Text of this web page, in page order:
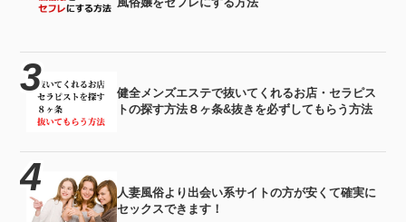
健全メンズエステで抜いてくれるお店・セラピス
トの探す方法８ヶ条&抜きを必ずしてもらう方法
人妻風俗より出会い系サイトの方が安くて確実に
セックスできます！